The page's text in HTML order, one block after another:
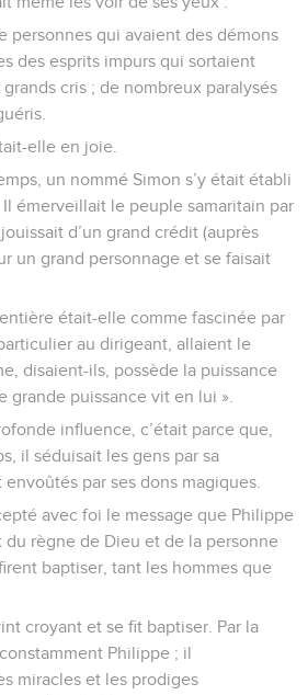
personnes qui avaient des démons
des esprits impurs qui sortaient
cris ; de nombreux paralysés
elle en joie.
un nommé Simon s’y était établi
émerveillait le peuple samaritain par
d’un grand crédit (auprès
un grand personnage et se faisait
était-elle comme fascinée par
au dirigeant, allaient le
disaient-ils, possède la puissance
grande puissance vit en lui ».
influence, c’était parce que,
il séduisait les gens par sa
par ses dons magiques.
avec foi le message que Philippe
du règne de Dieu et de la personne
baptiser, tant les hommes que
croyant et se fit baptiser. Par la
Philippe ; il
miracles et les prodiges